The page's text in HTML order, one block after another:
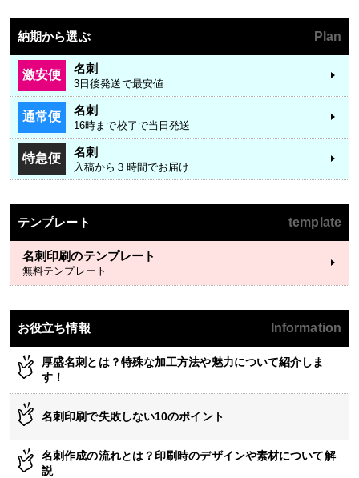
納期から選ぶ Plan
激安便 名刺
3日後発送で最安値
通常便 名刺
16時まで校了で当日発送
特急便 名刺
入稿から３時間でお届け
テンプレート template
名刺印刷のテンプレート
無料テンプレート
お役立ち情報 Information
厚盛名刺とは？特殊な加工方法や魅力について紹介しま
す！
名刺印刷で失敗しない10のポイント
名刺作成の流れとは？印刷時のデザインや素材について解
説